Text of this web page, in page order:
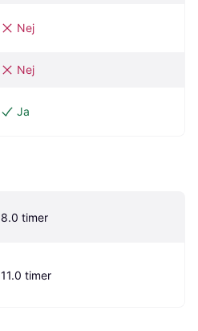
Nej
Nej
Ja
8.0 timer
11.0 timer